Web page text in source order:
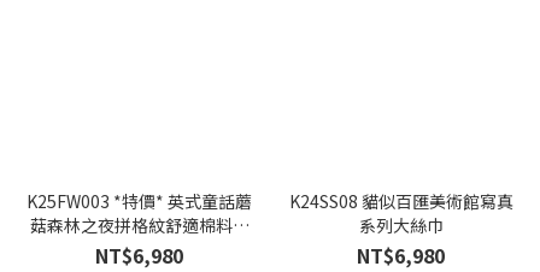
K25FW003 *特價* 英式童話蘑
菇森林之夜拼格紋舒適棉料套
裝
NT$6,980
K24SS08 貓似百匯美術館寫真
系列大絲巾
NT$6,980